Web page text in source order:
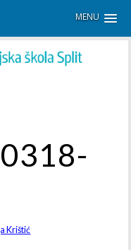
MENU
Krištić